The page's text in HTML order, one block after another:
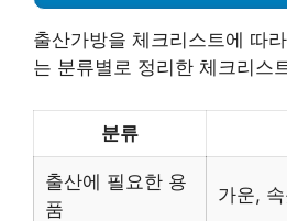
출산가방을 체크리스트에 따
는 분류별로 정리한 체크리스
분류
출산에 필요한 용
품
가운,